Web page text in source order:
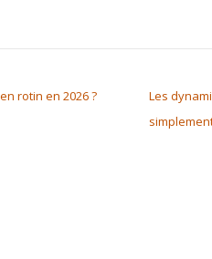
rotin en 2026 ?
Les